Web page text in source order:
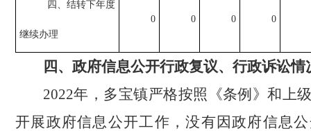
四、结转下年度
继续办理
0 0 0 0
四、政府信息公开行政复议、行政诉讼情
2022年，多宝镇严格按照《条例》和上
开展政府信息公开工作，没有因政府信息